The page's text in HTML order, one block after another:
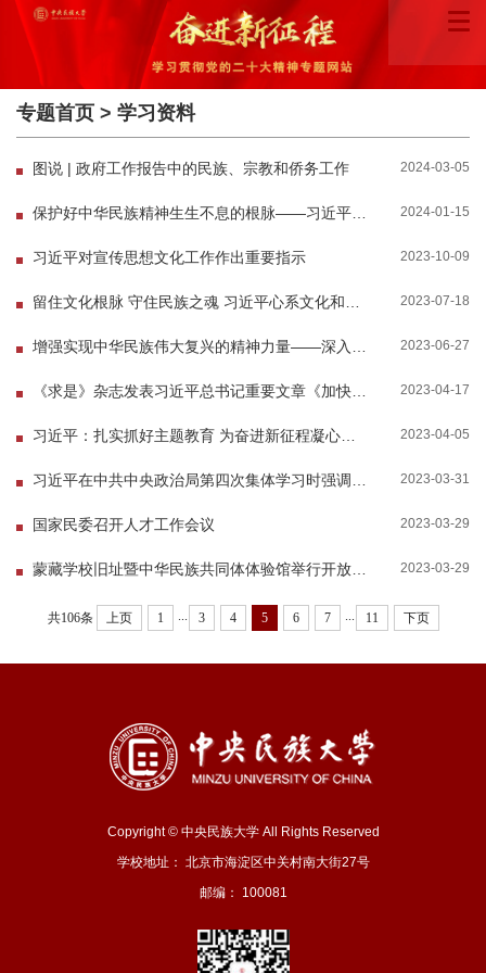
专题首页 > 学习资料
图说 | 政府工作报告中的民族、宗教和侨务工作 2024-03-05
2024-01-15
习近平对宣传思想文化工作作出重要指示 2023-10-09
2023-07-18
2023-06-27
2023-04-17
2023-04-05
2023-03-31
国家民委召开人才工作会议 2023-03-29
2023-03-29
共106条 上页 1 ... 3 4 5 6 7 ... 11 下页
Copyright © 中央民族大学 All Rights Reserved
学校地址： 北京市海淀区中关村南大街27号
邮编： 100081